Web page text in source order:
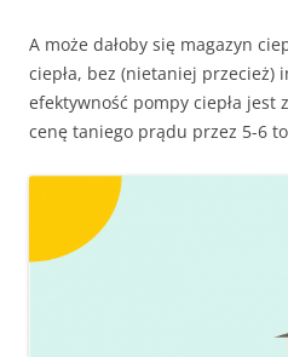
A może dałoby się magazyn
ciepła, bez (nietaniej przecież)
efektywność pompy ciepła jest
cenę taniego prądu przez 5-6